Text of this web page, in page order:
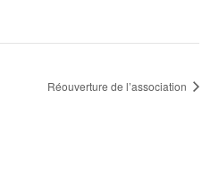
Réouverture de l’association